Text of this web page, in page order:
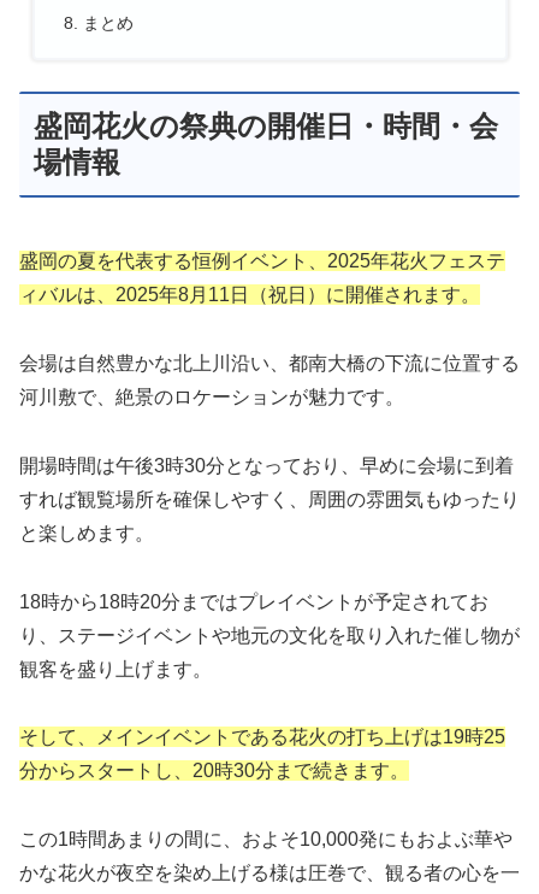
まとめ
盛岡花火の祭典の開催日・時間・会
場情報
盛岡の夏を代表する恒例イベント、2025年花火フェステ
ィバルは、2025年8月11日（祝日）に開催されます。
会場は自然豊かな北上川沿い、都南大橋の下流に位置する
河川敷で、絶景のロケーションが魅力です。
開場時間は午後3時30分となっており、早めに会場に到着
すれば観覧場所を確保しやすく、周囲の雰囲気もゆったり
と楽しめます。
18時から18時20分まではプレイベントが予定されてお
り、ステージイベントや地元の文化を取り入れた催し物が
観客を盛り上げます。
そして、メインイベントである花火の打ち上げは19時25
分からスタートし、20時30分まで続きます。
この1時間あまりの間に、およそ10,000発にもおよぶ華や
かな花火が夜空を染め上げる様は圧巻で、観る者の心を一